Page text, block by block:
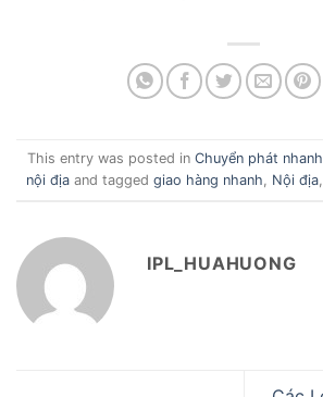
This entry was posted in Chuyển phát nhanh
nội địaand tagged giao hàng nhanh Nội địa,
IPL_HUAHUONG